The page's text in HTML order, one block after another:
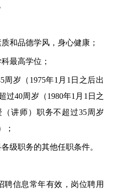
和品德学风，身心健康；
最高学位；
岁（1975年1月1日之后出
过40周岁（1980年1月1日之
讲师）职务不超过35周岁
；
级职务的其他任职条件。
聘信息常年有效，岗位聘用